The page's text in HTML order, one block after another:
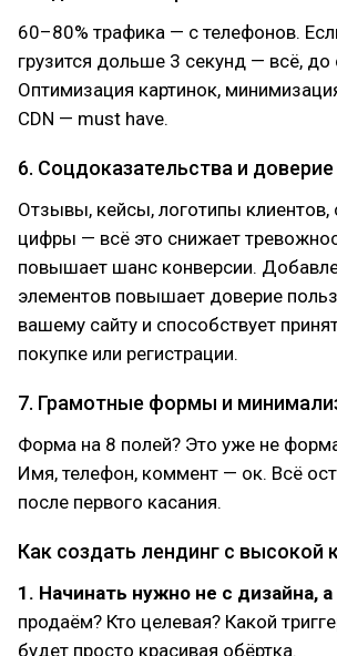
60–80% трафика — с телефонов.
грузится дольше 3 секунд — всё, до
Оптимизация картинок,
CDN — must have.
6. Соцдоказательства и доверие
Отзывы, кейсы, логотипы клиентов,
цифры — всё это снижает
повышает шанс конверсии.
элементов повышает доверие
вашему сайту и способствует
покупке или регистрации.
7. Грамотные формы и
Форма на 8 полей? Это уже не
Имя, телефон, коммент — ок. Всё
после первого касания.
Как создать лендинг с высокой
1. Начинать нужно не с дизайна, а
продаём? Кто целевая? Какой
будет просто красивая обёртка.